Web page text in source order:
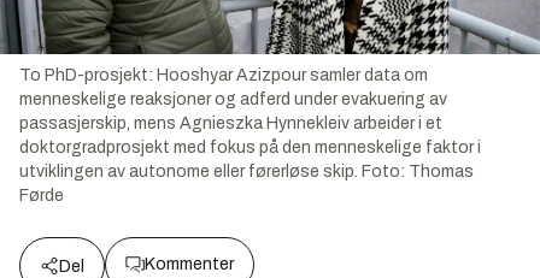
To PhD-prosjekt: Hooshyar Azizpour samler data om
menneskelige reaksjoner og adferd under evakuering av
passasjerskip, mens Agnieszka Hynnekleiv arbeider i et
doktorgradprosjekt med fokus på den menneskelige faktor i
utviklingen av autonome eller førerløse skip. Foto: Thomas
Førde
Del Kommenter